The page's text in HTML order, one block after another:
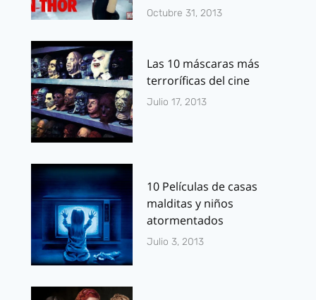
Octubre 31, 2013
Las 10 máscaras más
terroríficas del cine
Julio 17, 2013
10 Películas de casas
malditas y niños
atormentados
Julio 3, 2013